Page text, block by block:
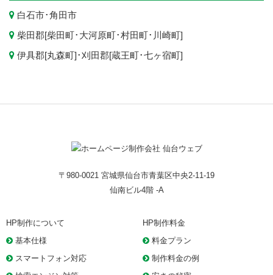
白石市･角田市
柴田郡[柴田町･ 大河原町･村田町･ 川崎町]
伊具郡[丸森町]･刈田郡[蔵王町･七ヶ宿町]
〒980-0021 宮城県仙台市青葉区中央2-11-19
仙南ビル4階 -A
HP制作について
基本仕様
スマートフォン対応
HP制作料金
料金プラン
制作料金の例